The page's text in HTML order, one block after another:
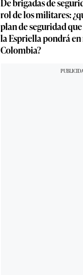
rol de los militares:
plan de seguridad
la Espriella pondrá
Colombia?